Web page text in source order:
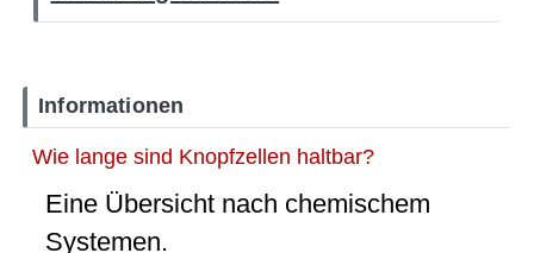
Informationen
Wie lange sind Knopfzellen haltbar?
Eine Übersicht nach chemischem
Systemen.